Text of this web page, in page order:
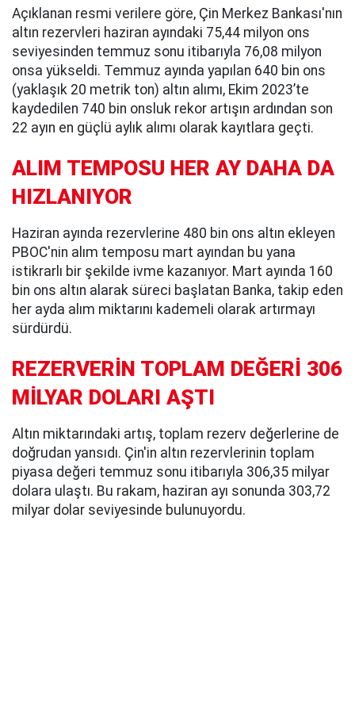
Açıklanan resmi verilere göre, Çin Merkez Bankası'nın
altın rezervleri haziran ayındaki 75,44 milyon ons
seviyesinden temmuz sonu itibarıyla 76,08 milyon
onsa yükseldi. Temmuz ayında yapılan 640 bin ons
(yaklaşık 20 metrik ton) altın alımı, Ekim 2023’te
kaydedilen 740 bin onsluk rekor artışın ardından son
22 ayın en güçlü aylık alımı olarak kayıtlara geçti.
ALIM TEMPOSU HER AY DAHA DA
HIZLANIYOR
Haziran ayında rezervlerine 480 bin ons altın ekleyen
PBOC'nin alım temposu mart ayından bu yana
istikrarlı bir şekilde ivme kazanıyor. Mart ayında 160
bin ons altın alarak süreci başlatan Banka, takip eden
her ayda alım miktarını kademeli olarak artırmayı
sürdürdü.
REZERVERİN TOPLAM DEĞERİ 306
MİLYAR DOLARI AŞTI
Altın miktarındaki artış, toplam rezerv değerlerine de
doğrudan yansıdı. Çin'in altın rezervlerinin toplam
piyasa değeri temmuz sonu itibarıyla 306,35 milyar
dolara ulaştı. Bu rakam, haziran ayı sonunda 303,72
milyar dolar seviyesinde bulunuyordu.